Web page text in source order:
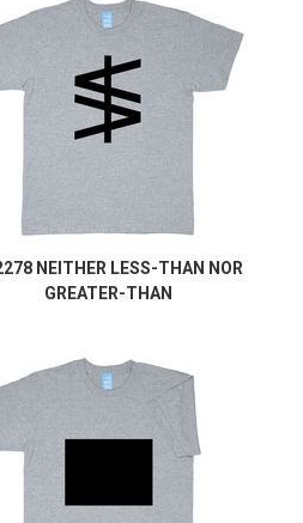
NEITHER LESS-THAN NOR
GREATER-THAN